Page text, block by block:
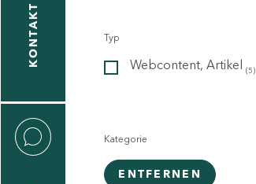
KONTAKT Typ
Webcontent, Artikel (5)
Kategorie
ENTFERNEN